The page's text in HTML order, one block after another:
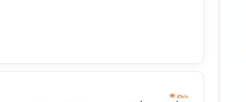
๕๒๖